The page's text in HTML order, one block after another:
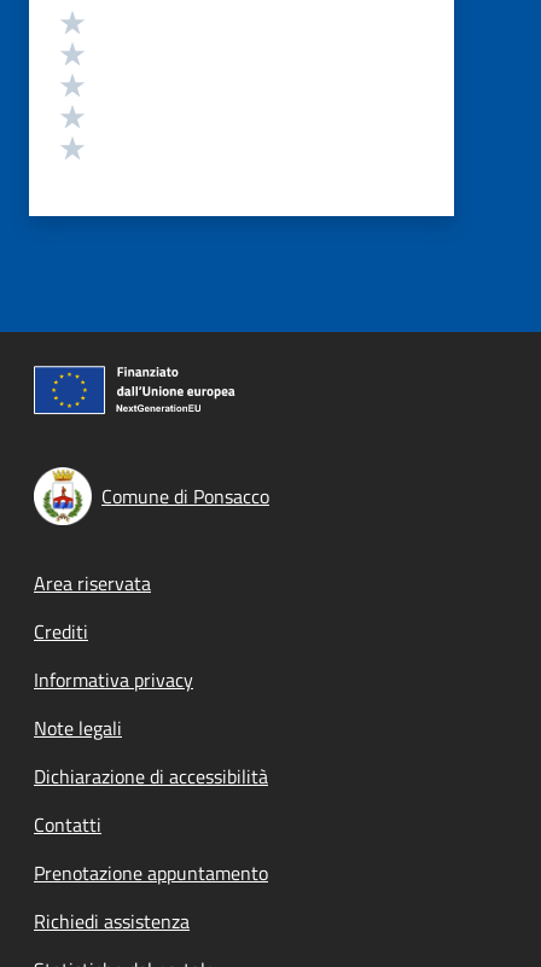
Valutazione
Comune di Ponsacco
Footer menu
Area riservata
Crediti
Informativa privacy
Note legali
Dichiarazione di accessibilità
Contatti
Prenotazione appuntamento
Richiedi assistenza